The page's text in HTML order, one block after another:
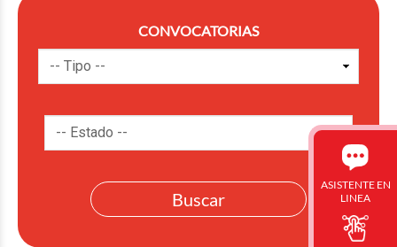
CONVOCATORIAS
ASISTENTE EN
LINEA